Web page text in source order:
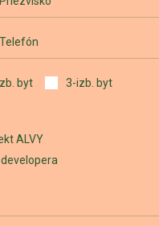
Telefón
byt 3-izb. byt
ALVY